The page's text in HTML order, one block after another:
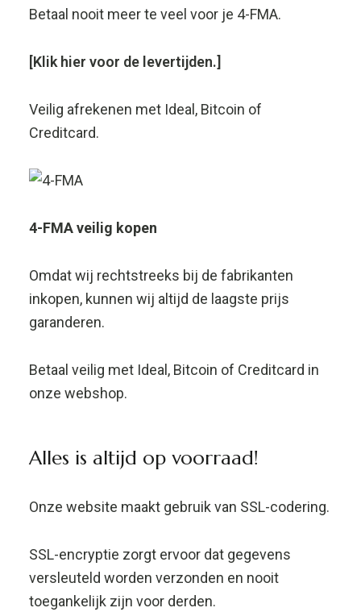
Betaal nooit meer te veel voor je 4-FMA.
[Klik hier voor de levertijden.]
Veilig afrekenen met Ideal, Bitcoin of
Creditcard.
4-FMA veilig kopen
Omdat wij rechtstreeks bij de fabrikanten
inkopen, kunnen wij altijd de laagste prijs
garanderen.
Betaal veilig met Ideal, Bitcoin of Creditcard in
onze webshop.
Alles is altijd op voorraad!
Onze website maakt gebruik van SSL-codering.
SSL-encryptie zorgt ervoor dat gegevens
versleuteld worden verzonden en nooit
toegankelijk zijn voor derden.